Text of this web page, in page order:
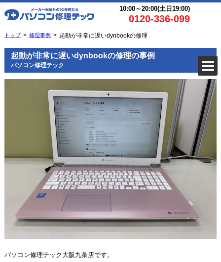
10:00～20:00(土日19:00)
0120-336-099
トップ 修理事例 起動が非常に遅いdynbookの修理
起動が非常に遅いdynbookの修理の事例
パソコン修理テック
パソコン修理テック大阪九条店です。